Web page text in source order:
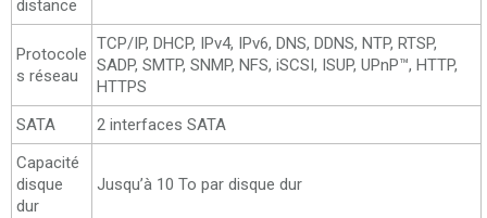
distance
Protocole
s réseau
TCP/IP, DHCP, IPv4, IPv6, DNS, DDNS, NTP, RTSP,
SADP, SMTP, SNMP, NFS, iSCSI, ISUP, UPnP™, HTTP,
HTTPS
SATA
2 interfaces SATA
Capacité
disque
dur
Jusqu’à 10 To par disque dur